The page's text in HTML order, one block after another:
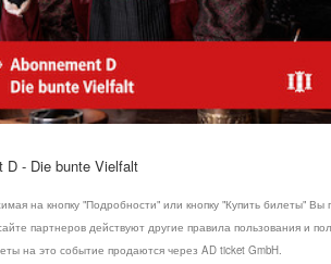
D - Die bunte Vielfalt
на кнопку "Подробности" или кнопку "Купить билеты" Вы
партнеров действуют другие правила пользования и
на это событие продаются через AD ticket GmbH.